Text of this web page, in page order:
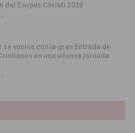
del Corpus Christi 2026
se vuelca con la gran Entrada de
en una intensa jornada